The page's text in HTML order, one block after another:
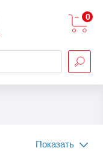
0
Показать